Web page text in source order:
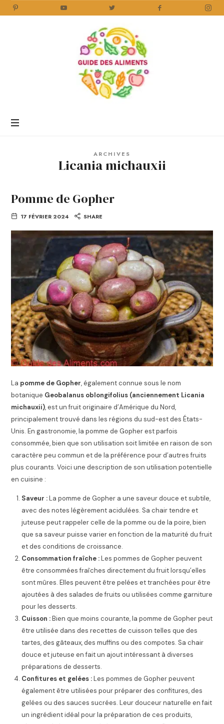
Aliments
ARCHIVES
Licania michauxii
Pomme de Gopher
17 FÉVRIER 2024 SHARE
La pomme de Gopher, également connue sous le nom
botanique Geobalanus oblongifolius (anciennement Licania
michauxii), est un fruit originaire d’Amérique du Nord,
principalement trouvé dans les régions du sud-est des États-
Unis. En gastronomie, la pomme de Gopher est parfois
consommée, bien que son utilisation soit limitée en raison de son
caractère peu commun et de la préférence pour d’autres fruits
plus courants. Voici une description de son utilisation potentielle
en cuisine :
Saveur :La pomme de Gopher a une saveur douce et subtile,
avec des notes légèrement acidulées. Sa chair tendre et
juteuse peut rappeler celle de la pomme ou de la poire, bien
que sa saveur puisse varier en fonction de la maturité du fruit
et des conditions de croissance.
Consommation fraîche :Les pommes de Gopher peuvent
être consommées fraîches directement du fruit lorsqu’elles
sont mûres. Elles peuvent être pelées et tranchées pour être
ajoutées à des salades de fruits ou utilisées comme garniture
pour les desserts.
Cuisson :Bien que moins courante, la pomme de Gopher peut
être utilisée dans des recettes de cuisson telles que des
tartes, des gâteaux, des muffins ou des compotes. Sa chair
douce et juteuse en fait un ajout intéressant à diverses
préparations de desserts.
Confitures et gelées :Les pommes de Gopher peuvent
également être utilisées pour préparer des confitures, des
gelées ou des sauces sucrées. Leur douceur naturelle en fait
un ingrédient idéal pour la préparation de ces produits,